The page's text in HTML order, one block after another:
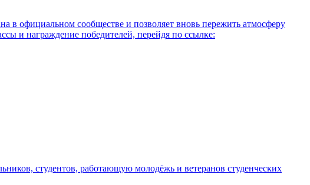
в официальном сообществе и позволяет вновь пережить атмосферу
и награждение победителей, перейдя по ссылке:
студентов, работающую молодёжь и ветеранов студенческих